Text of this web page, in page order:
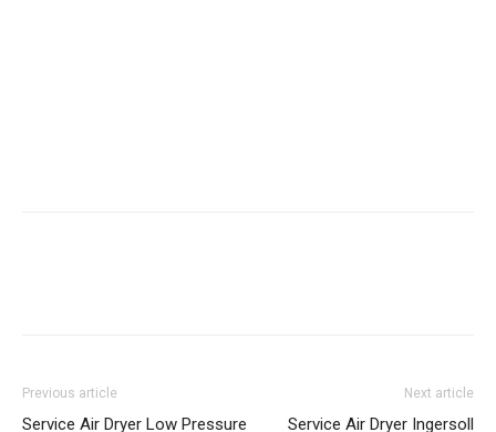
Previous article
Service Air Dryer Low Pressure
Next article
Service Air Dryer Ingersoll